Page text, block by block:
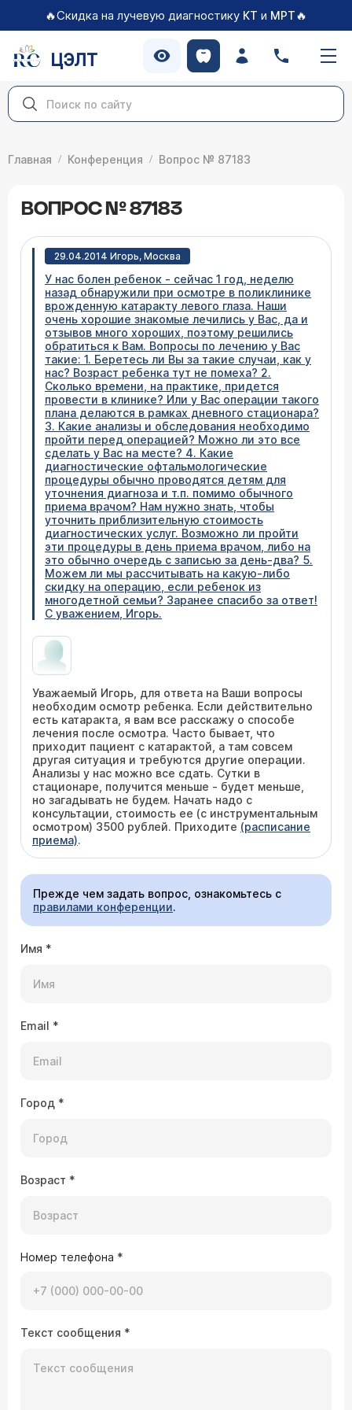
🔥Скидка на лучевую диагностику КТ и МРТ🔥
ЦЭЛТ
Главная Конференция Вопрос № 87183
ВОПРОС № 87183
29.04.2014 Игорь, Москва
У нас болен ребенок - сейчас 1 год, неделю
назад обнаружили при осмотре в поликлинике
врожденную катаракту левого глаза. Наши
очень хорошие знакомые лечились у Вас, да и
отзывов много хороших, поэтому решились
обратиться к Вам. Вопросы по лечению у Вас
такие: 1. Беретесь ли Вы за такие случаи, как у
нас? Возраст ребенка тут не помеха? 2.
Сколько времени, на практике, придется
провести в клинике? Или у Вас операции такого
плана делаются в рамках дневного стационара?
3. Какие анализы и обследования необходимо
пройти перед операцией? Можно ли это все
сделать у Вас на месте? 4. Какие
диагностические офтальмологические
процедуры обычно проводятся детям для
уточнения диагноза и т.п. помимо обычного
приема врачом? Нам нужно знать, чтобы
уточнить приблизительную стоимость
диагностических услуг. Возможно ли пройти
эти процедуры в день приема врачом, либо на
это обычно очередь с записью за день-два? 5.
Можем ли мы рассчитывать на какую-либо
скидку на операцию, если ребенок из
многодетной семьи? Заранее спасибо за ответ!
С уважением, Игорь.
Уважаемый Игорь, для ответа на Ваши вопросы
необходим осмотр ребенка. Если действительно
есть катаракта, я вам все расскажу о способе
лечения после осмотра. Часто бывает, что
приходит пациент с катарактой, а там совсем
другая ситуация и требуются другие операции.
Анализы у нас можно все сдать. Сутки в
стационаре, получится меньше - будет меньше,
но загадывать не будем. Начать надо с
консультации, стоимость ее (с инструментальным
осмотром) 3500 рублей. Приходите (расписание
приема).
Прежде чем задать вопрос, ознакомьтесь с
правилами конференции.
Имя *
Email *
Город *
Возраст *
Номер телефона *
Текст сообщения *